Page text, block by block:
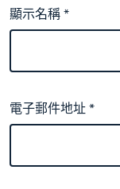
顯示名稱*
電子郵件地址*